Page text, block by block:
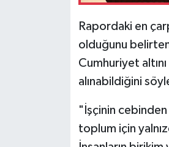
Rapordaki en
olduğunu belirten
Cumhuriyet
alınabildiğini
"İşçinin cebinden
toplum için